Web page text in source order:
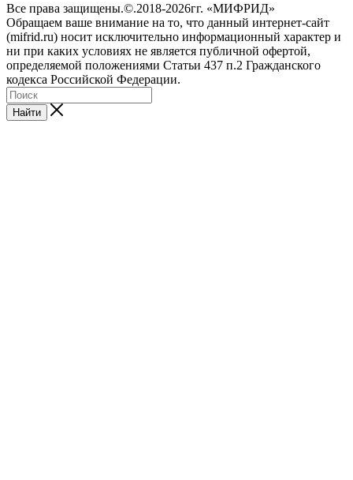
Все права защищены.©.2018-2026гг. «МИФРИД»
Обращаем ваше внимание на то, что данный интернет-сайт
(mifrid.ru) носит исключительно информационный характер и
ни при каких условиях не является публичной офертой,
определяемой положениями Статьи 437 п.2 Гражданского
кодекса Российской Федерации.
Найти